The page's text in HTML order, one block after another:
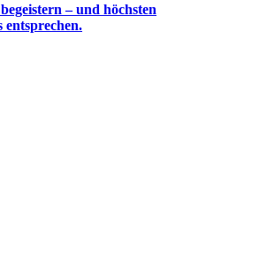
– und höchsten
entsprechen.